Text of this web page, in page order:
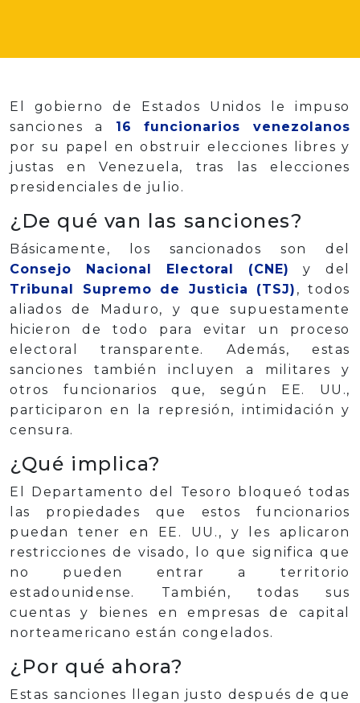
El gobierno de Estados Unidos le impuso
sanciones a 16 funcionarios venezolanos
por su papel en obstruir elecciones libres y
justas en Venezuela, tras las elecciones
presidenciales de julio.
¿De qué van las sanciones?
Básicamente, los sancionados son del
Consejo Nacional Electoral (CNE)
y del
Tribunal Supremo de Justicia (TSJ) , todos
aliados de Maduro, y que supuestamente
hicieron de todo para evitar un proceso
electoral transparente. Además, estas
sanciones también incluyen a militares y
otros funcionarios que, según EE. UU.,
participaron en la represión, intimidación y
censura.
¿Qué implica?
El Departamento del Tesoro bloqueó todas
las propiedades que estos funcionarios
puedan tener en EE. UU., y les aplicaron
restricciones de visado, lo que significa que
no pueden entrar a territorio
estadounidense. También, todas sus
cuentas y bienes en empresas de capital
norteamericano están congelados.
¿Por qué ahora?
Estas sanciones llegan justo después de que